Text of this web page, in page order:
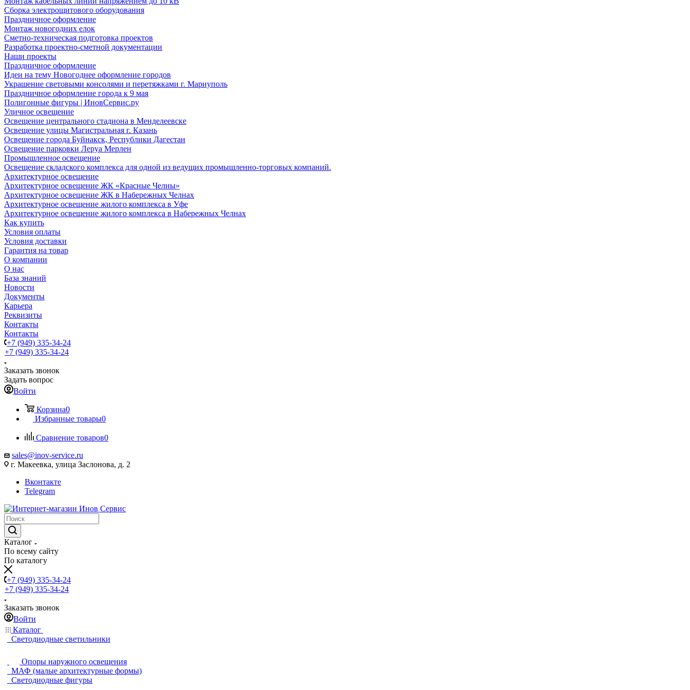
Сборка электрощитового оборудования
Праздничное оформление
Монтаж новогодних елок
Сметно-техническая подготовка проектов
Разработка проектно-сметной документации
Наши проекты
Праздничное оформление
Идеи на тему Новогоднее оформление городов
Украшение световыми консолями и перетяжками г. Мариуполь
Праздничное оформление города к 9 мая
Полигонные фигуры | ИновСервис.ру
Уличное освещение
Освещение центрального стадиона в Менделеевске
Освещение улицы Магистральная г. Казань
Освещение города Буйнакск, Республики Дагестан
Освещение парковки Леруа Мерлен
Промышленное освещение
Освещение складского комплекса для одной из ведущих промышленно-торговых компаний.
Архитектурное освещение
Архитектурное освещение ЖК «Красные Челны»
Архитектурное освещение ЖК в Набережных Челнах
Архитектурное освещение жилого комплекса в Уфе
Архитектурное освещение жилого комплекса в Набережных Челнах
Как купить
Условия оплаты
Условия доставки
Гарантия на товар
О компании
О нас
База знаний
Новости
Документы
Карьера
Реквизиты
Контакты
Контакты
+7 (949) 335-34-24
+7 (949) 335-34-24
Заказать звонок
Задать вопрос
Войти
Корзина0
Избранные товары0
Сравнение товаров0
sales@inov-service.ru
г. Макеевка, улица Заслонова, д. 2
Вконтакте
Telegram
Каталог
По всему сайту
По каталогу
+7 (949) 335-34-24
+7 (949) 335-34-24
Заказать звонок
Войти
Каталог
Светодиодные светильники
Опоры наружного освещения
МАФ (малые архитектурные формы)
Светодиодные фигуры